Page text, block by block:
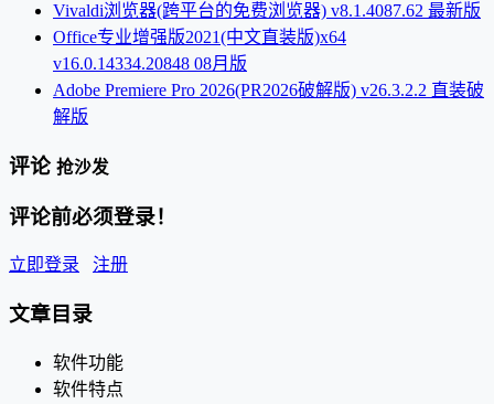
Vivaldi浏览器(跨平台的免费浏览器) v8.1.4087.62 最新版
Office专业增强版2021(中文直装版)x64
v16.0.14334.20848 08月版
Adobe Premiere Pro 2026(PR2026破解版) v26.3.2.2 直装破
解版
评论 抢沙发
评论前必须登录！
立即登录 注册
文章目录
软件功能
软件特点